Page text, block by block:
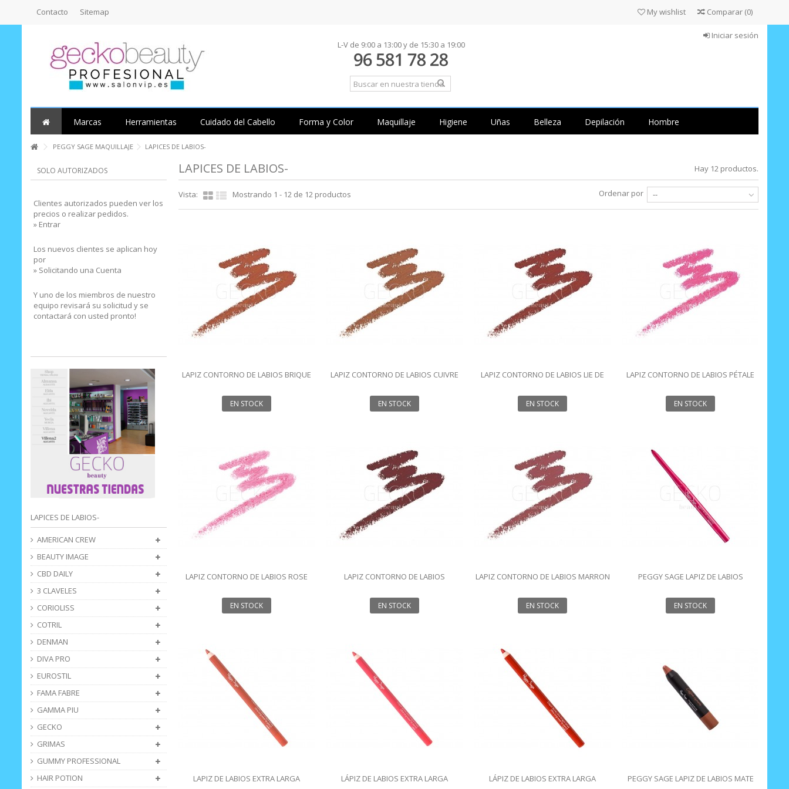
Contacto Sitemap Comparar (0)
My wishlist
L-V de 9:00 a 13:00 y de 15:30 a 19:00
Iniciar sesión
Marcas Herramientas Cuidado del Cabello Forma y Color Maquillaje Higiene Uñas Belleza Depilación Hombre
PEGGY SAGE MAQUILLAJE LAPICES DE LABIOS-
LAPICES DE LABIOS- Hay 12 productos.
Vista: Mostrando 1 - 12 de 12 productos Ordenar por --
LAPIZ CONTORNO DE LABIOS BRIQUE
EN STOCK
LAPIZ CONTORNO DE LABIOS CUIVRE
EN STOCK
LAPIZ CONTORNO DE LABIOS LIE DE
EN STOCK
LAPIZ CONTORNO DE LABIOS PÉTALE
EN STOCK
LAPIZ CONTORNO DE LABIOS ROSE
EN STOCK
LAPIZ CONTORNO DE LABIOS
EN STOCK
LAPIZ CONTORNO DE LABIOS MARRON
EN STOCK
PEGGY SAGE LAPIZ DE LABIOS
EN STOCK
LAPIZ DE LABIOS EXTRA LARGA
LÁPIZ DE LABIOS EXTRA LARGA
LÁPIZ DE LABIOS EXTRA LARGA
PEGGY SAGE LAPIZ DE LABIOS MATE
SOLO AUTORIZADOS
Clientes autorizados pueden ver los
precios o realizar pedidos.
» Entrar
Los nuevos clientes se aplican hoy
por
» Solicitando una Cuenta
Y uno de los miembros de nuestro
equipo revisará su solicitud y se
contactará con usted pronto!
LAPICES DE LABIOS-
AMERICAN CREW
BEAUTY IMAGE
CBD DAILY
3 CLAVELES
CORIOLISS
COTRIL
DENMAN
DIVA PRO
EUROSTIL
FAMA FABRE
GAMMA PIU
GECKO
GRIMAS
GUMMY PROFESSIONAL
HAIR POTION